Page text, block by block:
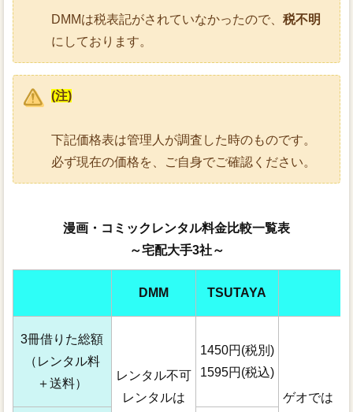
DMMは税表記がされていなかったので、 税不明
にしております。
(注)
下記価格表は管理人が調査した時のものです。
必ず現在の価格を、ご自身でご確認ください。
漫画・コミックレンタル料金比較一覧表
～宅配大手3社～
DMM TSUTAYA
3冊借りた総額
（レンタル料
＋送料）
レンタル不可
レンタルは
1450円(税別)
1595円(税込)
ゲオでは「